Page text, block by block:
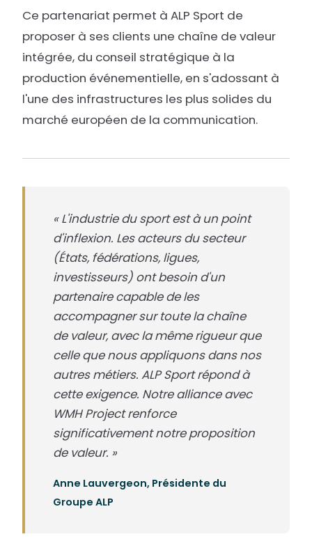
Ce partenariat permet à ALP Sport de
proposer à ses clients une chaîne de valeur
intégrée, du conseil stratégique à la
production événementielle, en s'adossant à
l'une des infrastructures les plus solides du
marché européen de la communication.
« L'industrie du sport est à un point
d'inflexion. Les acteurs du secteur
(États, fédérations, ligues,
investisseurs) ont besoin d'un
partenaire capable de les
accompagner sur toute la chaîne
de valeur, avec la même rigueur que
celle que nous appliquons dans nos
autres métiers. ALP Sport répond à
cette exigence. Notre alliance avec
WMH Project renforce
significativement notre proposition
de valeur. »
Anne Lauvergeon, Présidente du
Groupe ALP